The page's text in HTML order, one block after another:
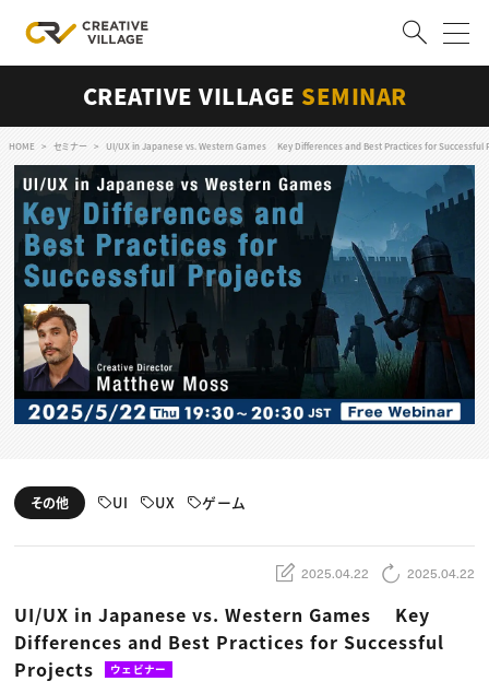
ログイン 会員登録
RECRUIT
クリエイター求人を探す
CREATIVE JOB求人検索
特集求人
採用説明会
転職支援サービス
CONTENTS
スキルアップしたい！
動画配信・映像制作
編集・ライティング
ディレクション
TOP Creator’s コラム トップ
Webクリエイター
ゲームクリエイター
クリエイターインタビュー
C＆R Magazine
セミナー
ニュース・トレンド トップ
Web
映像
ゲーム・エンタメ
広告
CREATIVE VILLAGE SEMINAR
HOME セミナー UI/UX in Japanese vs. Western Games Key Differences and Best Practices for Successful
その他 UI UX ゲーム
2025.04.22 2025.04.22
UI/UX in Japanese vs. Western Games Key
Differences and Best Practices for Successful
Projects
ウェビナー